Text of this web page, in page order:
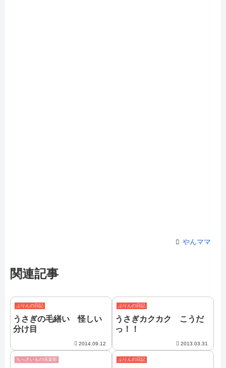
やんママ
関連記事
ぷりんの日記
うさぎの毛繕い 怪しい
分け目
2014.09.12
ぷりんの日記
うさぎカクカク こうだ
っ！！
2013.03.31
ちっさいもの倶楽部 ぷりんの日記